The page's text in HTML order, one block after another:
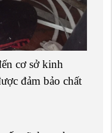
cơ sở kinh
đảm bảo chất